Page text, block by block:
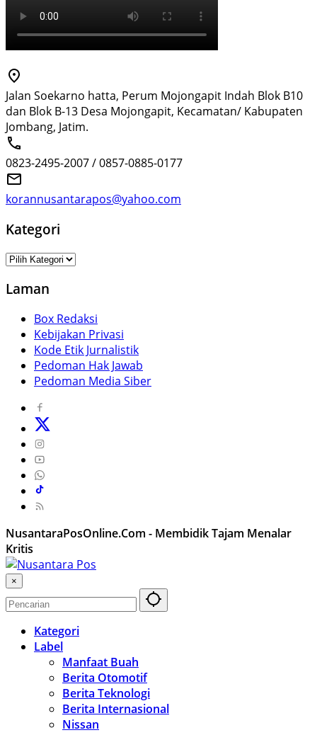
Jalan Soekarno hatta, Perum Mojongapit Indah Blok B10
dan Blok B-13 Desa Mojongapit, Kecamatan/ Kabupaten
Jombang, Jatim.
0823-2495-2007 / 0857-0885-0177
korannusantarapos@yahoo.com
Kategori
Kategori
Laman
Box Redaksi
Kebijakan Privasi
Kode Etik Jurnalistik
Pedoman Hak Jawab
Pedoman Media Siber
NusantaraPosOnline.Com - Membidik Tajam Menalar
Kritis
×
Kategori
Label
Manfaat Buah
Berita Otomotif
Berita Teknologi
Berita Internasional
Nissan